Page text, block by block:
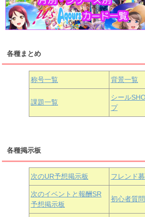
桜内梨子
浦の星女学院1年生
津島善子 黒澤ルビィ
黒澤ダイヤ
上原歩夢 宮下愛
虹ヶ咲学園1年生
中須かすみ 天王寺璃奈
朝香果林 近江彼方
各種まとめ
称号一覧 背景一覧
課題一覧
シール
プ
各種掲示板
次のUR予想掲示板 フレンド
次のイベントと報酬SR
予想掲示板
初心者質